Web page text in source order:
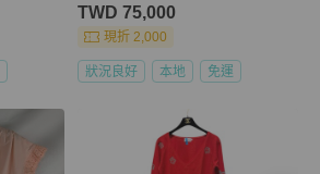
TWD 75,000
現折 2,000
狀況良好 本地 免運